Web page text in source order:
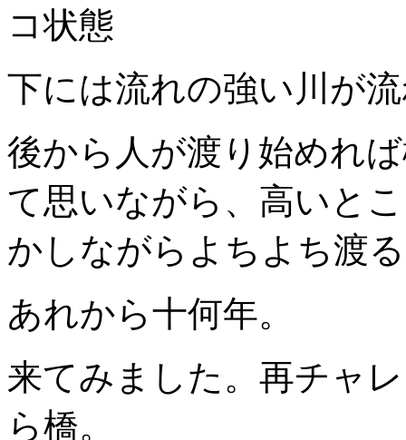
コ状態
下には流れの強い川が
後から人が渡り始めれ
て思いながら、高いと
かしながらよちよち渡
あれから十何年。
来てみました。再チャ
ら橋。